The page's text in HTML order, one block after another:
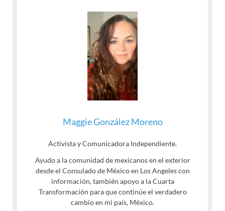
Maggie González Moreno
Activista y Comunicadora Independiente.
Ayudo a la comunidad de mexicanos en el exterior
desde el Consulado de México en Los Angeles con
información, también apoyo a la Cuarta
Transformación para que continúe el verdadero
cambio en mi país, México.